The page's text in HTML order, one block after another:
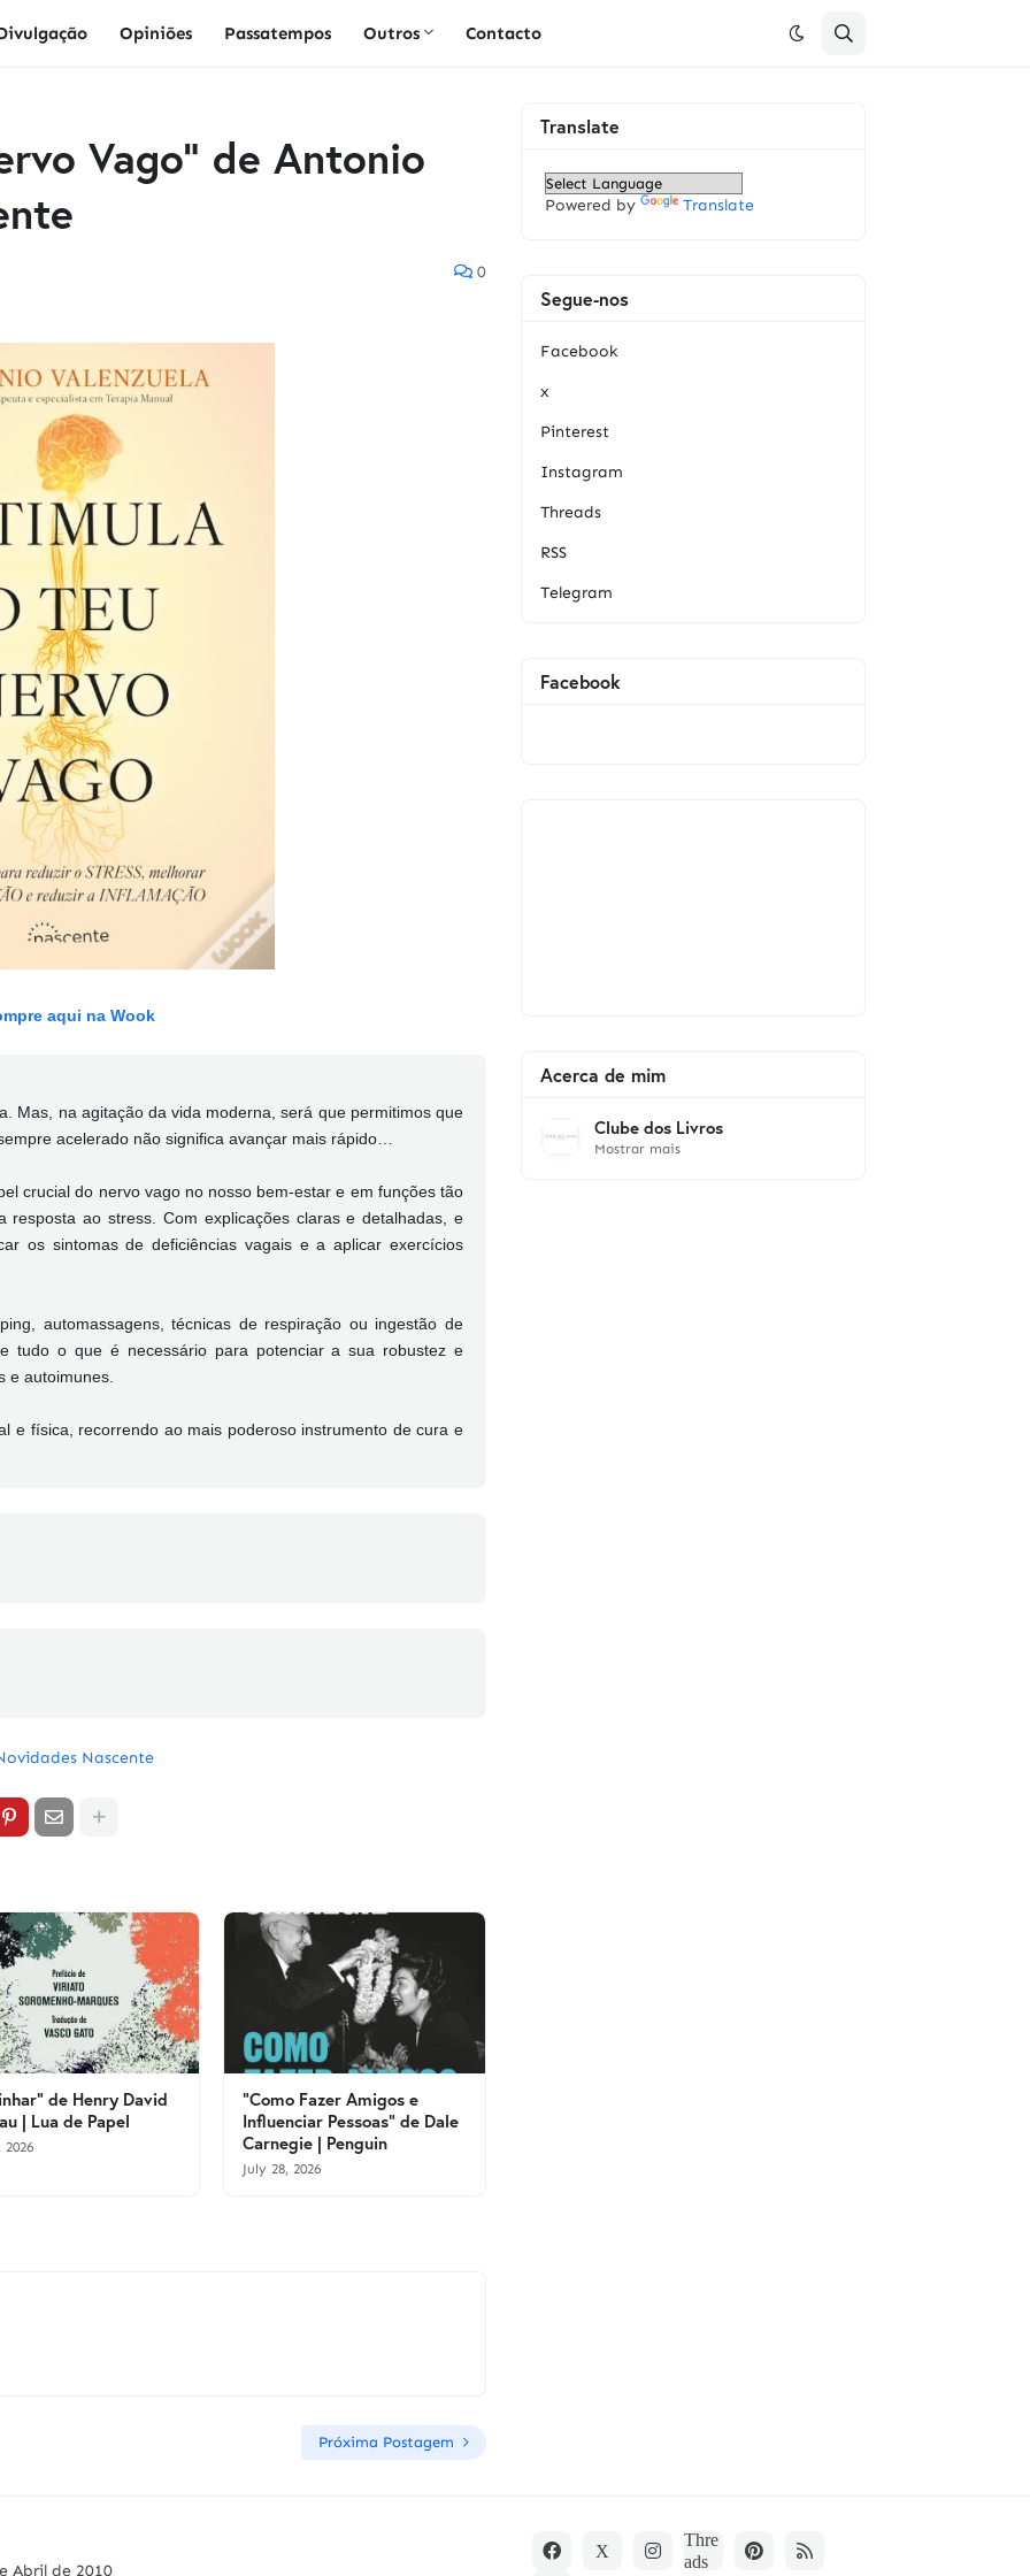
Opiniões Passatempos Outros Contacto
Vago" de Antonio
0
aqui na Wook
Mas, na agitação da vida moderna, será que permitimos que
acelerado não significa avançar mais rápido…
crucial do nervo vago no nosso bem-estar e em funções tão
ao stress. Com explicações claras e detalhadas, e
os sintomas de deficiências vagais e a aplicar exercícios
automassagens, técnicas de respiração ou ingestão de
tudo o que é necessário para potenciar a sua robustez e
e autoimunes.
e física, recorrendo ao mais poderoso instrumento de cura e
Nascente
de Henry David
| Lua de Papel
2026
"Como Fazer Amigos e
Influenciar Pessoas" de Dale
Carnegie | Penguin
July 28, 2026
Próxima Postagem
Translate
Powered by Translate
Segue-nos
Facebook
x
Pinterest
Instagram
Threads
RSS
Telegram
Facebook
Acerca de mim
Clube dos Livros
Mostrar mais
Abril de 2010